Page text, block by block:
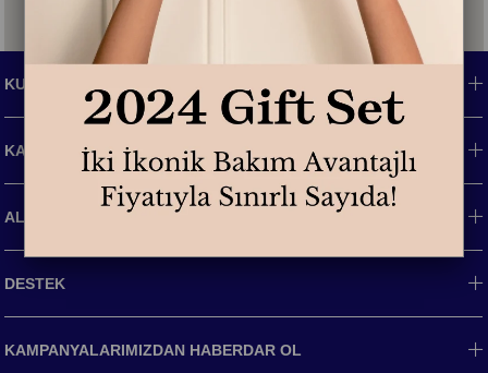
KURUMSAL
KATEGORİLER
ALIŞVERİŞ BİLGİLERİ
DESTEK
KAMPANYALARIMIZDAN HABERDAR OL